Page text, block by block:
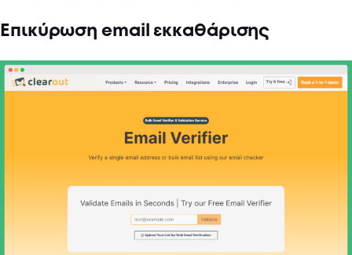
Επικύρωση email εκκαθάρισης